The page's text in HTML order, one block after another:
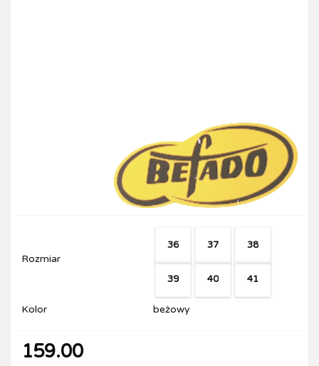
Rozmiar
36 37 38
39 40 41
Kolor beżowy
159.00